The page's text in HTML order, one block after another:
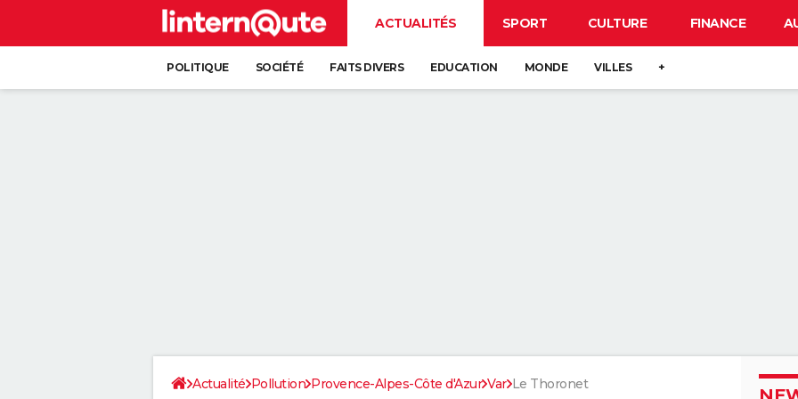
ACTUALITÉS SPORT CULTURE FINANCE
POLITIQUE SOCIÉTÉ FAITS DIVERS EDUCATION MONDE VILLES +
Actualité Pollution Provence-Alpes-Côte d'Azur Var Le Thoronet